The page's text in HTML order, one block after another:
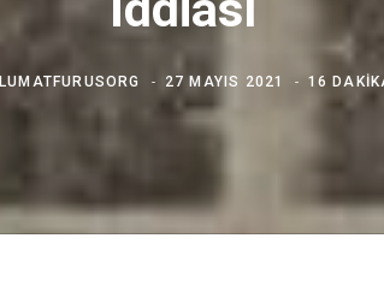
27 MAYIS 2021 16